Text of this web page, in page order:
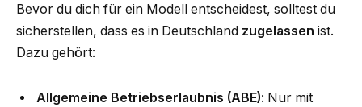
Bevor du dich für ein Modell entscheidest, solltest du
sicherstellen, dass es in Deutschland zugelassen ist.
Dazu gehört:
Allgemeine Betriebserlaubnis (ABE): Nur mit